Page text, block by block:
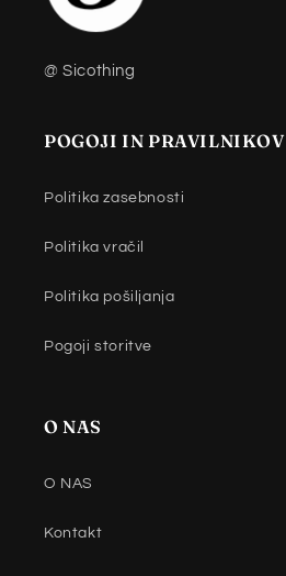
@ Sicothing
POGOJI IN PRAVILNIKOV
Politika zasebnosti
Politika vračil
Politika pošiljanja
Pogoji storitve
O NAS
O NAS
Kontakt